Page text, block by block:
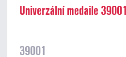
Univerzální medaile
39001